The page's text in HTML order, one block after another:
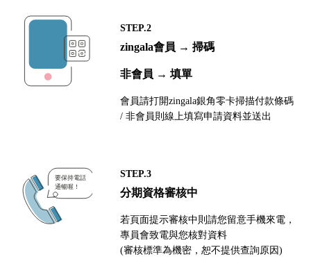
STEP.2
zingala會員 → 掃碼
非會員 → 填單
會員請打開zingala銀角零卡掃描付款條碼
/ 非會員則線上填寫申請資料並送出
STEP.3
分期資格審核中
若頁面提示審核中則請您留意手機來電，
專員會致電與您核對資料
(審核標準為機密，恕不提供查詢原因)